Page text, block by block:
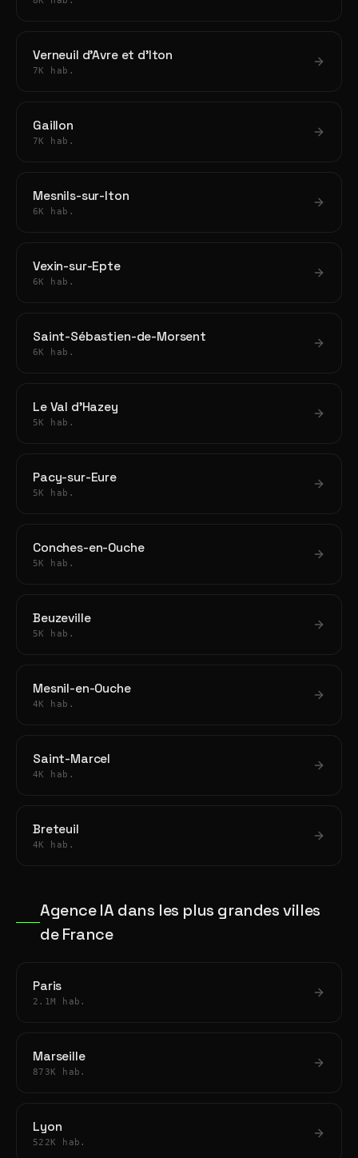
Verneuil d'Avre et d'Iton
7K hab.
Gaillon
7K hab.
Mesnils-sur-Iton
6K hab.
Vexin-sur-Epte
6K hab.
Saint-Sébastien-de-Morsent
6K hab.
Le Val d'Hazey
5K hab.
Pacy-sur-Eure
5K hab.
Conches-en-Ouche
5K hab.
Beuzeville
5K hab.
Mesnil-en-Ouche
4K hab.
Saint-Marcel
4K hab.
Breteuil
4K hab.
Agence IA dans les plus grandes villes
de France
Paris
2.1M hab.
Marseille
873K hab.
Lyon
522K hab.